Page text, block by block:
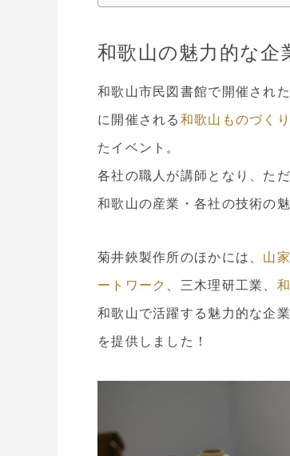
和歌山の魅力的な企
和歌山市民図書館で開催され
に開催される 和歌山ものづく
たイベント。
各社の職人が講師となり、た
和歌山の産業・各社の技術の
菊井鋏製作所のほかには、 山
ートワーク 、三木理研工業、
和歌山で活躍する魅力的な企
を提供しました！